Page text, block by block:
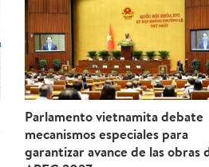
Parlamento vietnamita debate
mecanismos especiales para
garantizar avance de las obras